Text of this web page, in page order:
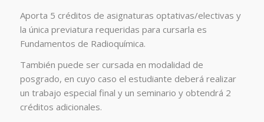
Aporta 5 créditos de asignaturas optativas/electivas y
la única previatura requeridas para cursarla es
Fundamentos de Radioquímica.
También puede ser cursada en modalidad de
posgrado, en cuyo caso el estudiante deberá realizar
un trabajo especial final y un seminario y obtendrá 2
créditos adicionales.